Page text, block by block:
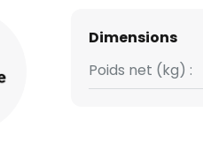
Dimensions
Poids net (kg) :